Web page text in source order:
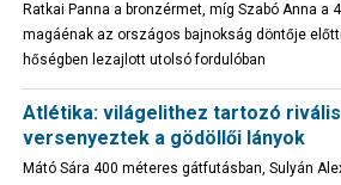
Ratkai Panna a bronzérmet, míg Szabó Anna a
magáénak az országos bajnokság döntője
hőségben lezajlott utolsó fordulóban
Atlétika: világelithez tartozó
versenyeztek a gödöllői lányok
Mátó Sára 400 méteres gátfutásban, Sulyán